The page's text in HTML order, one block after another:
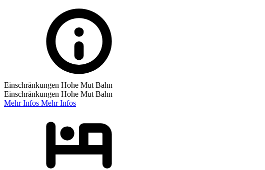
Einschränkungen Hohe Mut Bahn
Einschränkungen Hohe Mut Bahn
Mehr Infos Mehr Infos